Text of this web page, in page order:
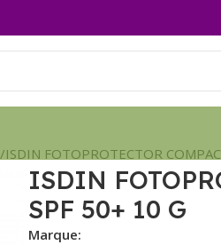
ISDIN FOTOPROTECTOR
ISDIN
SPF 50+ 10 G
Marque: